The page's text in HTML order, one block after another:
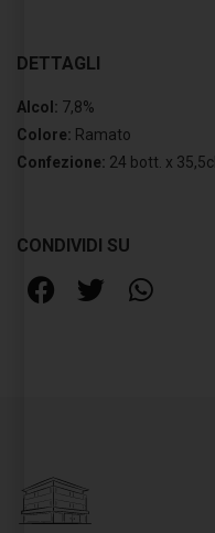
DETTAGLI
Alcol: 7,8%
Colore: Ramato
Confezione: 24 bott. x 35,5cl
CONDIVIDI SU